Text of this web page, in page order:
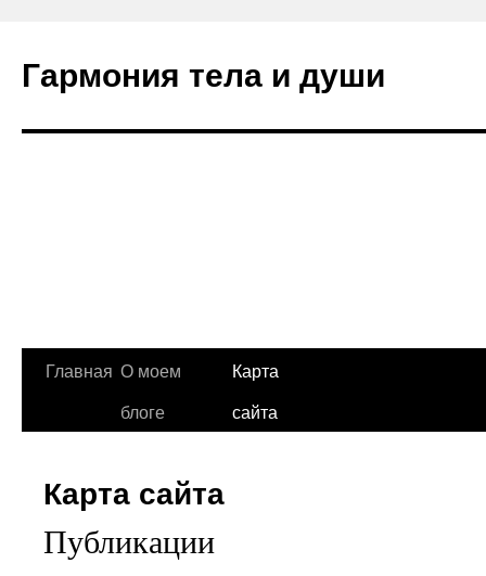
Гармония тела и души
Главная О моем
блоге
Карта
сайта
Карта сайта
Публикации